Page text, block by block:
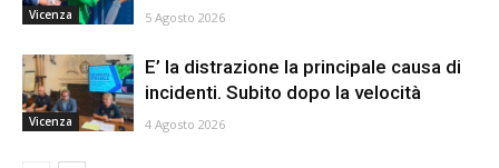
Vicenza 5 Agosto 2026
Vicenza
E’ la distrazione la principale causa di
incidenti. Subito dopo la velocità
4 Agosto 2026